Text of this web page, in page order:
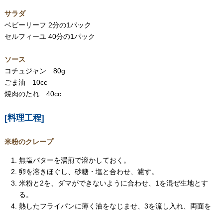
サラダ
ベビーリーフ 2分の1パック
セルフィーユ 40分の1パック
ソース
コチュジャン 80g
ごま油 10cc
焼肉のたれ 40cc
[料理工程]
米粉のクレープ
無塩バターを湯煎で溶かしておく。
卵を溶きほぐし、砂糖・塩と合わせ、濾す。
米粉と2を、ダマができないように合わせ、1を混ぜ生地とす
る。
熱したフライパンに薄く油をなじませ、3を流し入れ、両面を